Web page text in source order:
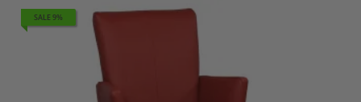
SALE 9%